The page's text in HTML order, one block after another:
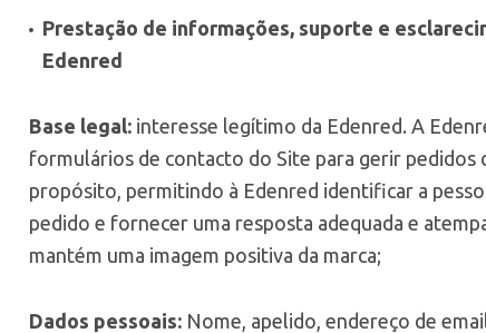
Prestação de informações, suporte e
Edenred
Base legal: interesse legítimo da Edenred. A
formulários de contacto do Site para gerir
propósito, permitindo à Edenred identificar a
pedido e fornecer uma resposta adequada e
mantém uma imagem positiva da marca;
Dados pessoais: Nome, apelido, endereço de